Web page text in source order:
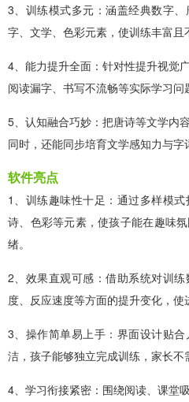
3、训练模式多元：涵盖经典数字
字、文学、色彩元素，使训练丰富且
4、能力提升全面：针对性提升视觉
阅读漏字、书写不流畅等实际学习问
5、认知融合巧妙：把唐诗等文学内
同时，还能同步培育文学感知力与字
软件亮点
1、训练趣味性十足：通过多样模
诗、色彩等元素，使孩子能在趣味
绪。
2、效果直观可感：借助系统对训
度、反应速度等方面的提升变化，使
3、操作简单易上手：界面设计贴
洁，孩子能够独立完成训练，家长不
4、学习衔接紧密：围绕阅读、课堂